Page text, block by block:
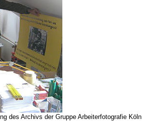
des Archivs der Gruppe Arbeiterfotografie Köln